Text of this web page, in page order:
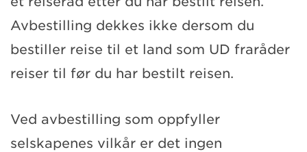
Avbestilling dekkes ikke dersom du
bestiller reise til et land som UD fraråder
reiser til før du har bestilt reisen.
Ved avbestilling som oppfyller
selskapenes vilkår er det ingen